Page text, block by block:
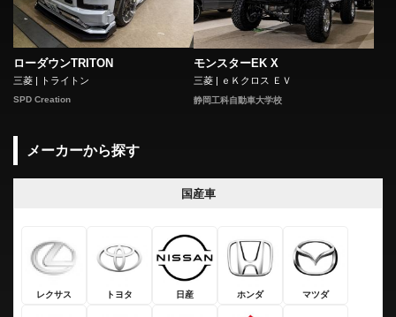
ローダウンTRITON
三菱 | トライトン
SPD Creation
モンスターEK X
三菱 | ｅＫクロス ＥＶ
静岡工科自動車大学校
メーカーから探す
国産車
レクサス トヨタ 日産 ホンダ マツダ